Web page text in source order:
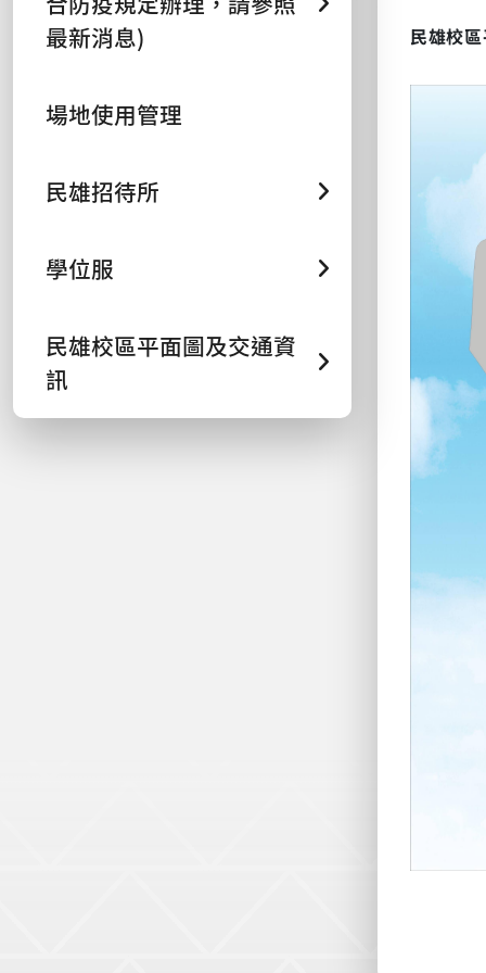
最新消息)
場地使用管理
民雄招待所
學位服
民雄校區平面圖及交通資
訊
民雄校